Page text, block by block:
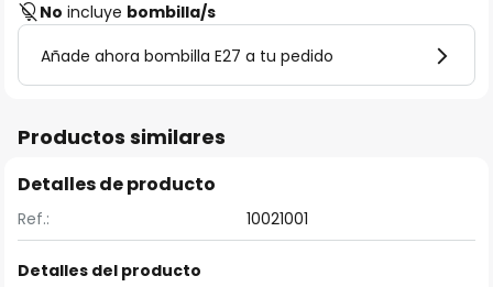
No incluye bombilla/s
Añade ahora bombilla E27 a tu pedido
Productos similares
Detalles de producto
Ref.: 10021001
Detalles del producto